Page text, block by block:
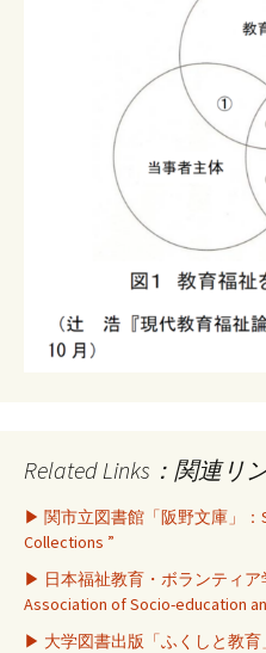
Related Links：関連リ
▶ 関市立図書館「阪野文庫」：
Collections ”
▶ 日本福祉教育・ボランティア
Association of Socio-education
▶ 大学図書出版「ふくしと教育」